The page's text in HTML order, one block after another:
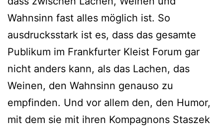
Wahnsinn fast alles möglich ist. So
ausdrucksstark ist es, dass das gesamte
Publikum im Frankfurter Kleist Forum gar
nicht anders kann, als das Lachen, das
Weinen, den Wahnsinn genauso zu
empfinden. Und vor allem den, den Humor,
mit dem sie mit ihren Kompagnons Staszek